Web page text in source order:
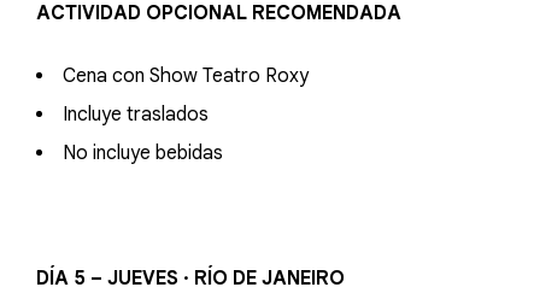
ACTIVIDAD OPCIONAL RECOMENDADA
Cena con Show Teatro Roxy
Incluye traslados
No incluye bebidas
DÍA 5 – JUEVES · RÍO DE JANEIRO